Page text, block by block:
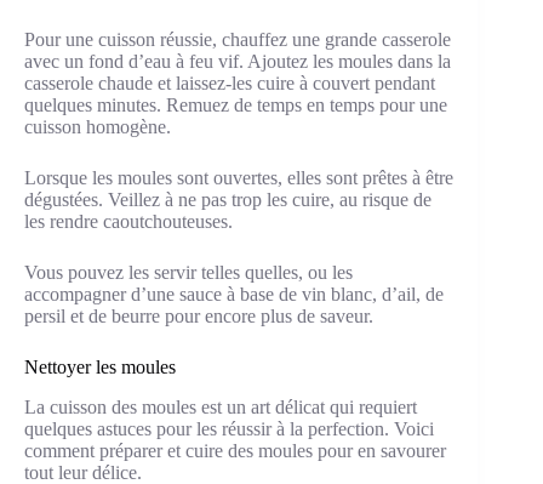
Pour une cuisson réussie, chauffez une grande casserole
avec un fond d’eau à feu vif. Ajoutez les moules dans la
casserole chaude et laissez-les cuire à couvert pendant
quelques minutes. Remuez de temps en temps pour une
cuisson homogène.
Lorsque les moules sont ouvertes, elles sont prêtes à être
dégustées. Veillez à ne pas trop les cuire, au risque de
les rendre caoutchouteuses.
Vous pouvez les servir telles quelles, ou les
accompagner d’une sauce à base de vin blanc, d’ail, de
persil et de beurre pour encore plus de saveur.
Nettoyer les moules
La cuisson des moules est un art délicat qui requiert
quelques astuces pour les réussir à la perfection. Voici
comment préparer et cuire des moules pour en savourer
tout leur délice.